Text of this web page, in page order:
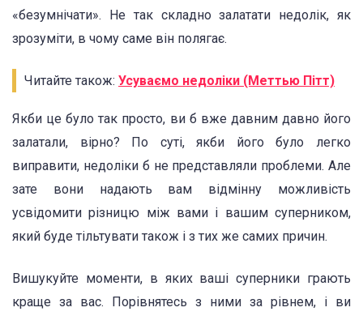
«безумнічати». Не так складно залатати недолік, як
зрозуміти, в чому саме він полягає.
Читайте також: Усуваємо недоліки (Меттью Пітт)
Якби це було так просто, ви б вже давним давно його
залатали, вірно? По суті, якби його було легко
виправити, недоліки б не представляли проблеми. Але
зате вони надають вам відмінну можливість
усвідомити різницю між вами і вашим суперником,
який буде тільтувати також і з тих же самих причин.
Вишукуйте моменти, в яких ваші суперники грають
краще за вас. Порівнятесь з ними за рівнем, і ви